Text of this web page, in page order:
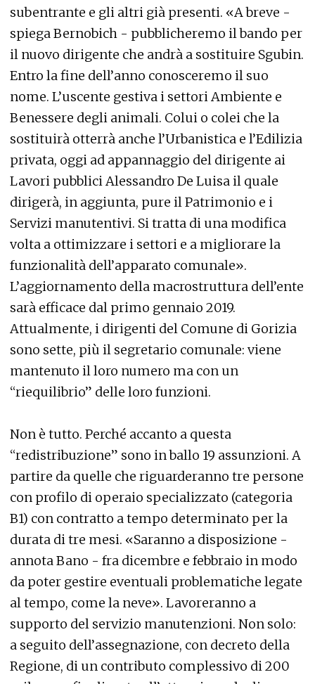
subentrante e gli altri già presenti. «A breve -
spiega Bernobich - pubblicheremo il bando per
il nuovo dirigente che andrà a sostituire Sgubin.
Entro la fine dell’anno conosceremo il suo
nome. L’uscente gestiva i settori Ambiente e
Benessere degli animali. Colui o colei che la
sostituirà otterrà anche l’Urbanistica e l’Edilizia
privata, oggi ad appannaggio del dirigente ai
Lavori pubblici Alessandro De Luisa il quale
dirigerà, in aggiunta, pure il Patrimonio e i
Servizi manutentivi. Si tratta di una modifica
volta a ottimizzare i settori e a migliorare la
funzionalità dell’apparato comunale».
L’aggiornamento della macrostruttura dell’ente
sarà efficace dal primo gennaio 2019.
Attualmente, i dirigenti del Comune di Gorizia
sono sette, più il segretario comunale: viene
mantenuto il loro numero ma con un
“riequilibrio” delle loro funzioni.
Non è tutto. Perché accanto a questa
“redistribuzione” sono in ballo 19 assunzioni. A
partire da quelle che riguarderanno tre persone
con profilo di operaio specializzato (categoria
B1) con contratto a tempo determinato per la
durata di tre mesi. «Saranno a disposizione -
annota Bano - fra dicembre e febbraio in modo
da poter gestire eventuali problematiche legate
al tempo, come la neve». Lavoreranno a
supporto del servizio manutenzioni. Non solo:
a seguito dell’assegnazione, con decreto della
Regione, di un contributo complessivo di 200